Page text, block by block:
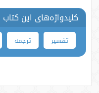
کلیدواژه‌های این کتاب
تفسیر ترجمه